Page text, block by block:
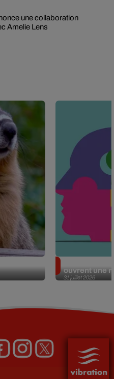
une collaboration
Amelie Lens
31 juillet 2026
ouvrent une